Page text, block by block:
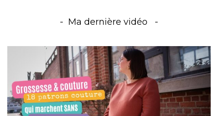
Ma dernière vidéo